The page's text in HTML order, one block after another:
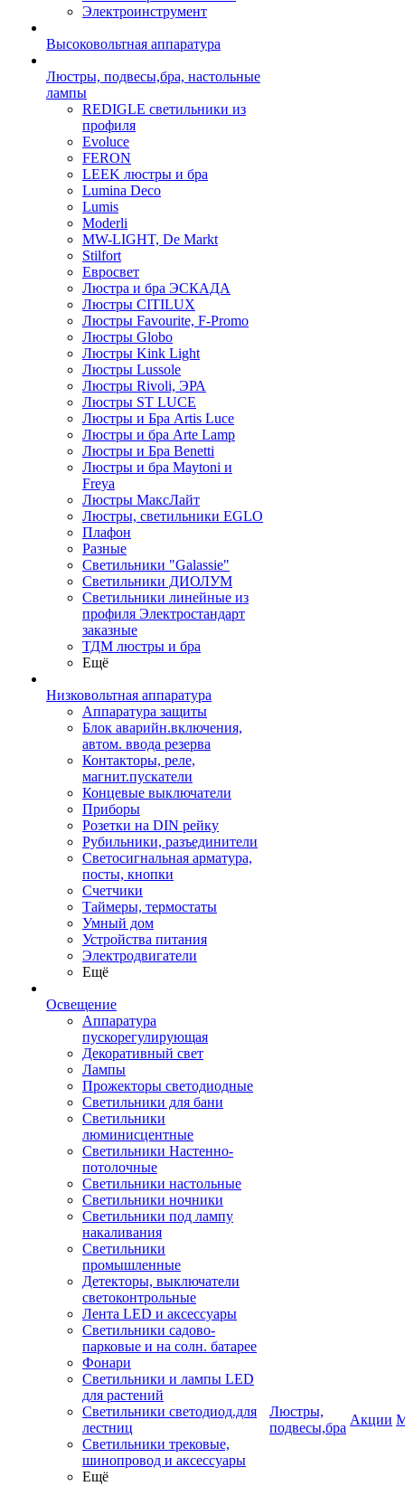
Электроинструмент
Высоковольтная аппаратура
Люстры, подвесы,бра, настольные
лампы
REDIGLE светильники из
профиля
Evoluce
FERON
LEEK люстры и бра
Lumina Deco
Lumis
Moderli
MW-LIGHT, De Markt
Stilfort
Евросвет
Люстра и бра ЭСКАДА
Люстры CITILUX
Люстры Favourite, F-Promo
Люстры Globo
Люстры Kink Light
Люстры Lussole
Люстры Rivoli, ЭРА
Люстры ST LUCE
Люстры и Бра Artis Luce
Люстры и бра Arte Lamp
Люстры и Бра Benetti
Люстры и бра Maytoni и
Freya
Люстры МаксЛайт
Люстры, светильники EGLO
Плафон
Разные
Светильники "Galassie"
Светильники ДИОЛУМ
Светильники линейные из
профиля Электростандарт
заказные
ТДМ люстры и бра
Ещё
Низковольтная аппаратура
Аппаратура защиты
Блок аварийн.включения,
автом. ввода резерва
Контакторы, реле,
магнит.пускатели
Концевые выключатели
Приборы
Розетки на DIN рейку
Рубильники, разъединители
Светосигнальная арматура,
посты, кнопки
Счетчики
Таймеры, термостаты
Умный дом
Устройства питания
Электродвигатели
Ещё
Освещение
Аппаратура
пускорегулирующая
Декоративный свет
Лампы
Прожекторы светодиодные
Светильники для бани
Светильники
люминисцентные
Светильники Настенно-
потолочные
Светильники настольные
Светильники ночники
Светильники под лампу
накаливания
Светильники
промышленные
Детекторы, выключатели
светоконтрольные
Лента LED и аксессуары
Светильники садово-
парковые и на солн. батарее
Фонари
Светильники и лампы LED
для растений
Светильники светодиод.для
лестниц
Светильники трековые,
шинопровод и аксессуары
Ещё
Люстры,
подвесы,бра
Акции